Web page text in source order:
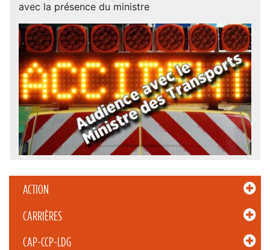
ACTION
CARRIÈRES
CAP-CCP-LDG
avec la présence du ministre